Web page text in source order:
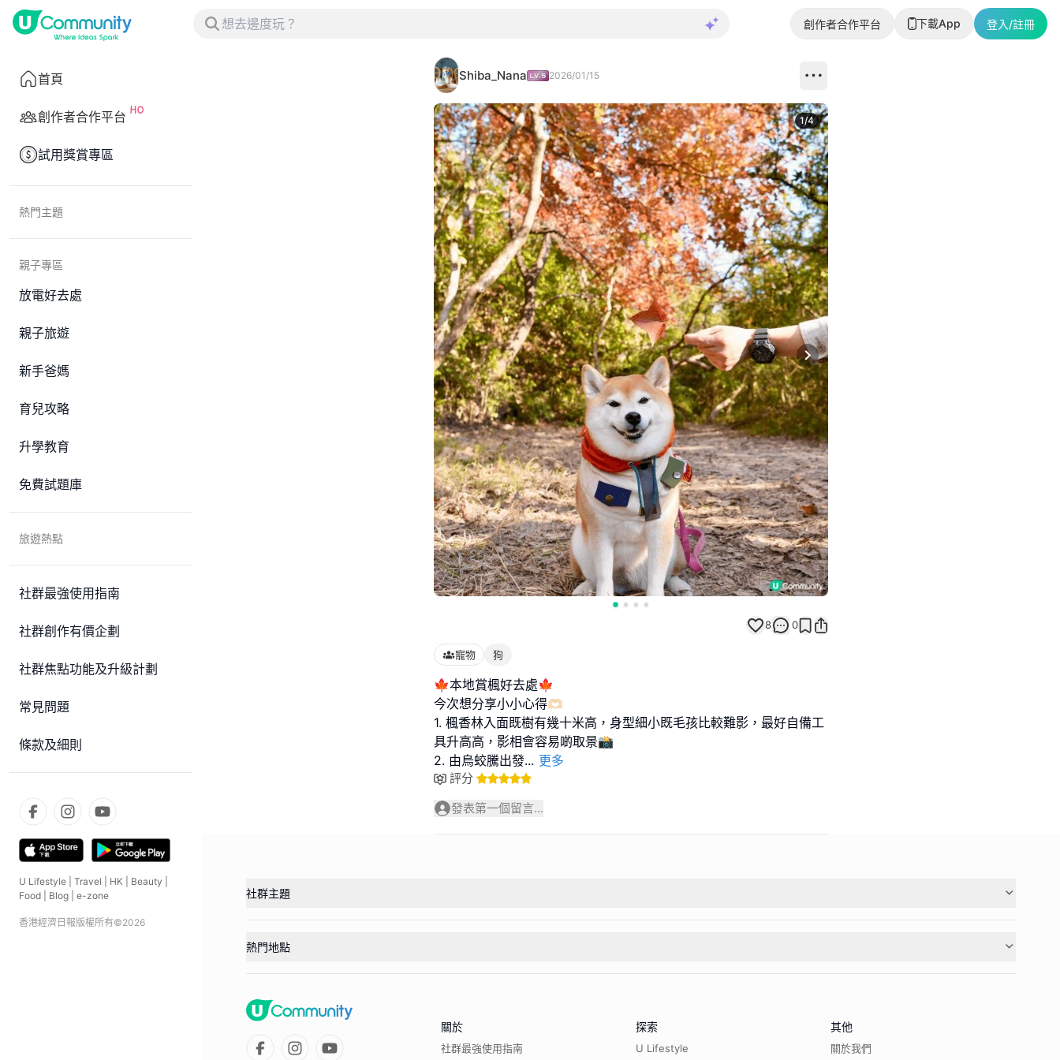
創作者合作平台 下載App 登入/註冊
首頁
創作者合作平台
試用獎賞專區
熱門主題
親子專區
放電好去處
親子旅遊
新手爸媽
育兒攻略
升學教育
免費試題庫
旅遊熱點
社群最強使用指南
社群創作有價企劃
社群焦點功能及升級計劃
常見問題
條款及細則
U Lifestyle Travel HK Beauty
Food
Blog e-zone
香港經濟日報版權所有©2026
Shiba_Nana 2026/01/15
Next slide
1/4
8 0
寵物 狗
🍁本地賞楓好去處🍁
今次想分享小小心得🫶🏻
1. 楓香林入面既樹有幾十米高，身型細小既毛孩比較難影，最好自備工
具升高高，影相會容易啲取景📸
2. 由烏蛟騰出發... 更多
評分
發表第一個留言...
社群主題
熱門地點
關於
社群最強使用指南
探索
U Lifestyle
其他
關於我們